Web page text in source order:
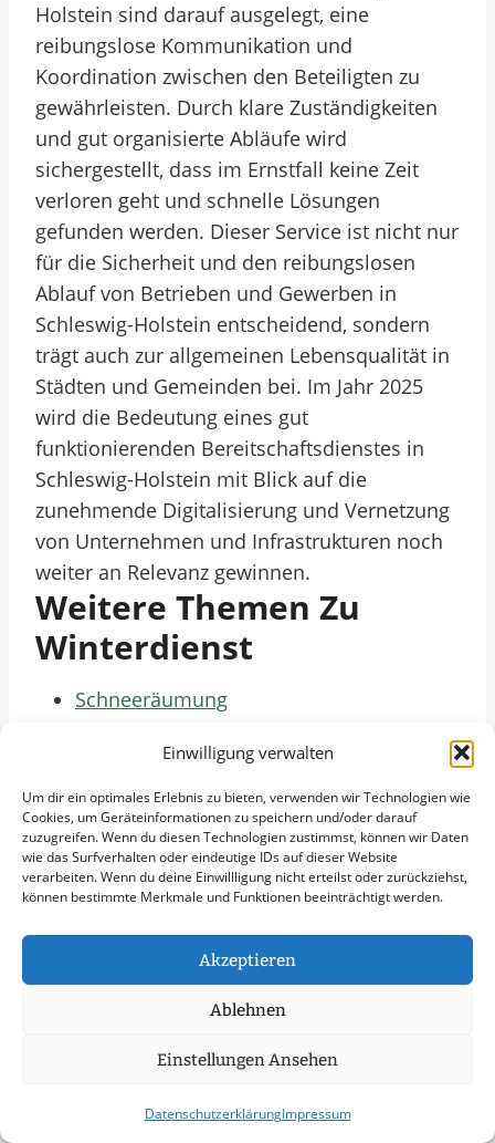
Einwilligung verwalten
Um dir ein optimales Erlebnis zu bieten, verwenden wir Technologien wie
Cookies, um Geräteinformationen zu speichern und/oder darauf
zuzugreifen. Wenn du diesen Technologien zustimmst, können wir Daten
wie das Surfverhalten oder eindeutige IDs auf dieser Website
verarbeiten. Wenn du deine Einwillligung nicht erteilst oder zurückziehst,
können bestimmte Merkmale und Funktionen beeinträchtigt werden.
Akzeptieren
Ablehnen
Einstellungen Ansehen
DatenschutzerklärungImpressum
Holstein sind darauf ausgelegt, eine
reibungslose Kommunikation und
Koordination zwischen den Beteiligten zu
gewährleisten. Durch klare Zuständigkeiten
und gut organisierte Abläufe wird
sichergestellt, dass im Ernstfall keine Zeit
verloren geht und schnelle Lösungen
gefunden werden. Dieser Service ist nicht nur
für die Sicherheit und den reibungslosen
Ablauf von Betrieben und Gewerben in
Schleswig-Holstein entscheidend, sondern
trägt auch zur allgemeinen Lebensqualität in
Städten und Gemeinden bei. Im Jahr 2025
wird die Bedeutung eines gut
funktionierenden Bereitschaftsdienstes in
Schleswig-Holstein mit Blick auf die
zunehmende Digitalisierung und Vernetzung
von Unternehmen und Infrastrukturen noch
weiter an Relevanz gewinnen.
Weitere Themen Zu
Winterdienst
Schneeräumung
Eisglättebekämpfung
Schneeabtransport
Räumung von öffentlichen Flächen
Notfallservice
Weitere Standorte
Bereitschaftsdienst in Wentorf bei
Bereitschaftsdienst in Reinbek
Bereitschaftsdienst in Schwarzenbek
Bereitschaftsdienst in Glinde